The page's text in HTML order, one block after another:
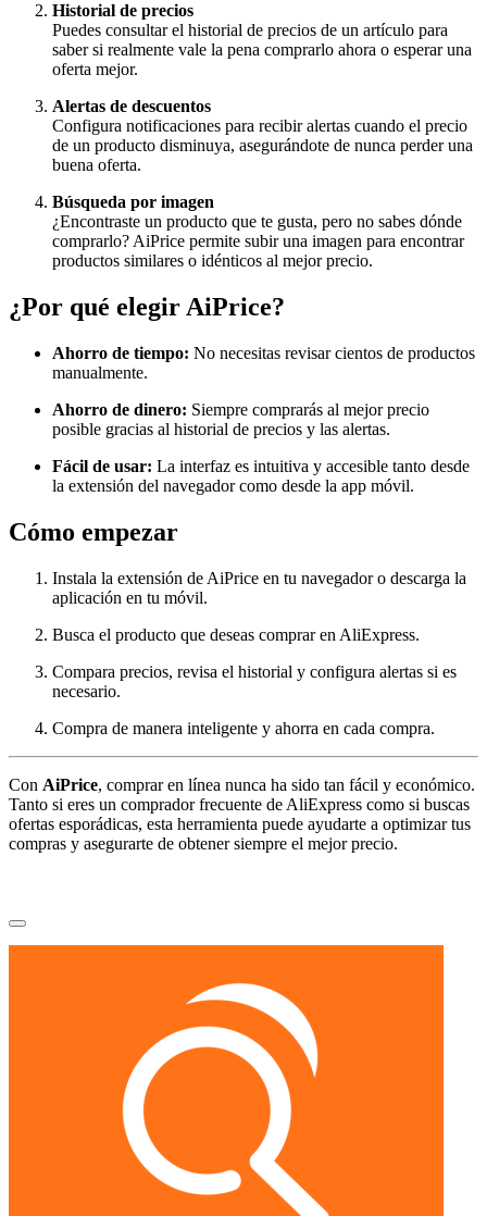
Historial de precios
Puedes consultar el historial de precios de un artículo para
saber si realmente vale la pena comprarlo ahora o esperar una
oferta mejor.
Alertas de descuentos
Configura notificaciones para recibir alertas cuando el precio
de un producto disminuya, asegurándote de nunca perder una
buena oferta.
Búsqueda por imagen
¿Encontraste un producto que te gusta, pero no sabes dónde
comprarlo? AiPrice permite subir una imagen para encontrar
productos similares o idénticos al mejor precio.
¿Por qué elegir AiPrice?
Ahorro de tiempo: No necesitas revisar cientos de productos
manualmente.
Ahorro de dinero: Siempre comprarás al mejor precio
posible gracias al historial de precios y las alertas.
Fácil de usar: La interfaz es intuitiva y accesible tanto desde
la extensión del navegador como desde la app móvil.
Cómo empezar
Instala la extensión de AiPrice en tu navegador o descarga la
aplicación en tu móvil.
Busca el producto que deseas comprar en AliExpress.
Compara precios, revisa el historial y configura alertas si es
necesario.
Compra de manera inteligente y ahorra en cada compra.
Con AiPrice, comprar en línea nunca ha sido tan fácil y económico.
Tanto si eres un comprador frecuente de AliExpress como si buscas
ofertas esporádicas, esta herramienta puede ayudarte a optimizar tus
compras y asegurarte de obtener siempre el mejor precio.